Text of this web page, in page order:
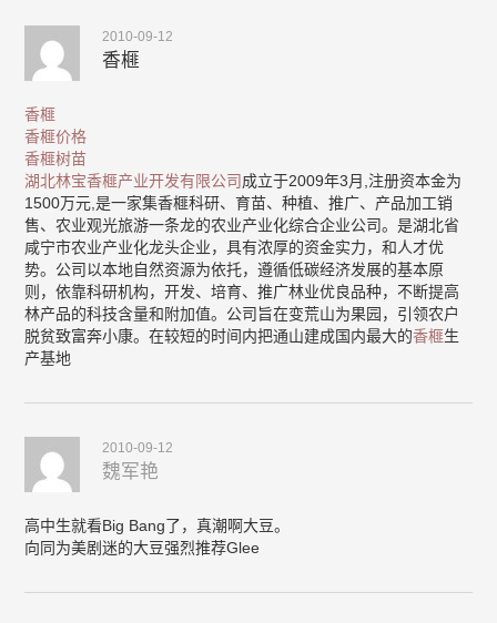
2010-09-12
香榧
香榧
香榧价格
香榧树苗
湖北林宝香榧产业开发有限公司成立于2009年3月,注册资本金为
1500万元,是一家集香榧科研、育苗、种植、推广、产品加工销
售、农业观光旅游一条龙的农业产业化综合企业公司。是湖北省
咸宁市农业产业化龙头企业，具有浓厚的资金实力，和人才优
势。公司以本地自然资源为依托，遵循低碳经济发展的基本原
则，依靠科研机构，开发、培育、推广林业优良品种，不断提高
林产品的科技含量和附加值。公司旨在变荒山为果园，引领农户
脱贫致富奔小康。在较短的时间内把通山建成国内最大的香榧生
产基地
2010-09-12
魏军艳
高中生就看Big Bang了，真潮啊大豆。
向同为美剧迷的大豆强烈推荐Glee